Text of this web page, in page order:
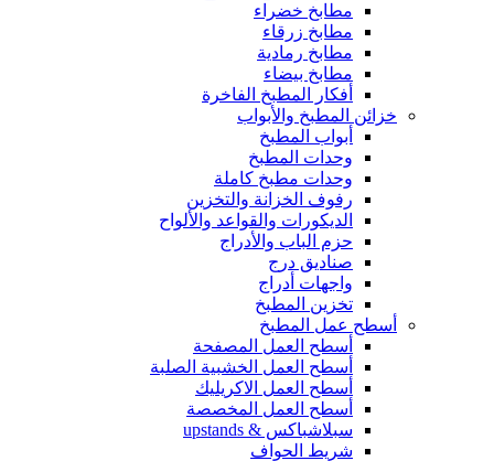
مطابخ خضراء
مطابخ زرقاء
مطابخ رمادية
مطابخ بيضاء
أفكار المطبخ الفاخرة
خزائن المطبخ والأبواب
أبواب المطبخ
وحدات المطبخ
وحدات مطبخ كاملة
رفوف الخزانة والتخزين
الديكورات والقواعد والألواح
حزم الباب والأدراج
صناديق درج
واجهات أدراج
تخزين المطبخ
أسطح عمل المطبخ
أسطح العمل المصفحة
أسطح العمل الخشبية الصلبة
أسطح العمل الاكريليك
أسطح العمل المخصصة
سبلاشباكس & upstands
شريط الحواف